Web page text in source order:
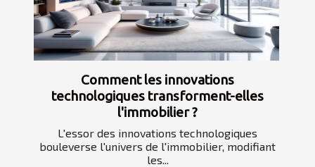
Comment les innovations
technologiques transforment-elles
l'immobilier ?
L'essor des innovations technologiques
bouleverse l'univers de l'immobilier, modifiant
les...